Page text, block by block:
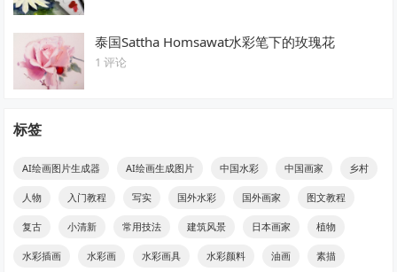
泰国Sattha Homsawat水彩笔下的玫瑰花
1 评论
标签
AI绘画图片生成器 AI绘画生成图片 中国水彩 中国画家 乡村
人物 入门教程 写实 国外水彩 国外画家 图文教程
复古 小清新 常用技法 建筑风景 日本画家 植物
水彩插画 水彩画 水彩画具 水彩颜料 油画 素描